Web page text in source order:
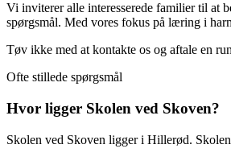
Vi inviterer alle interesserede familier til at
spørgsmål. Med vores fokus på læring i
Tøv ikke med at kontakte os og aftale en
Ofte stillede spørgsmål
Hvor ligger Skolen ved Skoven?
Skolen ved Skoven ligger i Hillerød.